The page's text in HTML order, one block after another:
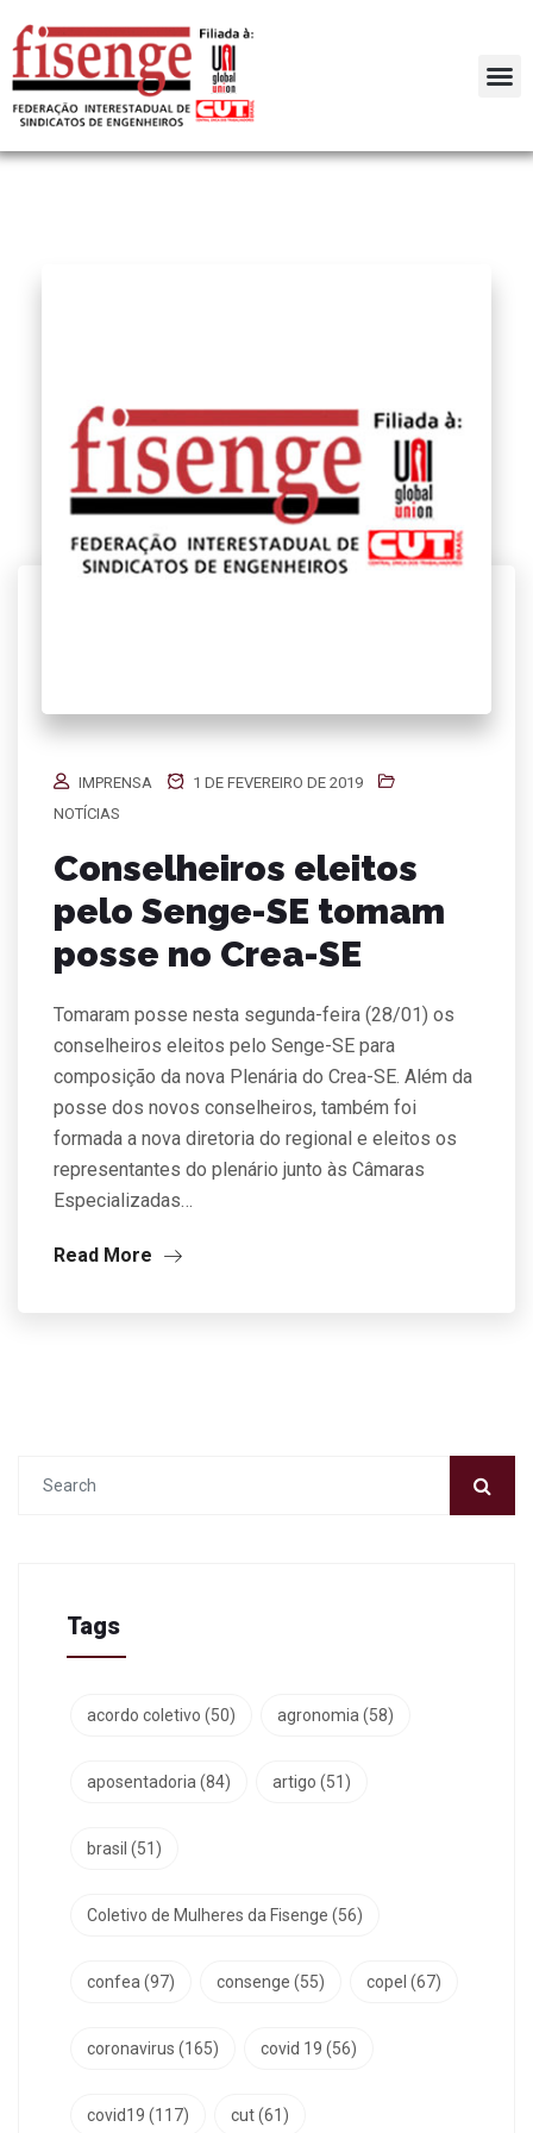
IMPRENSA
1 DE FEVEREIRO DE 2019
NOTÍCIAS
Conselheiros eleitos
pelo Senge-SE tomam
posse no Crea-SE
Tomaram posse nesta segunda-feira (28/01) os
conselheiros eleitos pelo Senge-SE para
composição da nova Plenária do Crea-SE. Além da
posse dos novos conselheiros, também foi
formada a nova diretoria do regional e eleitos os
representantes do plenário junto às Câmaras
Especializadas…
Read More
Tags
acordo coletivo (50) agronomia(58)
aposentadoria(84) artigo (51)
brasil (51)
Coletivo de Mulheres da Fisenge (56)
confea(97) consenge (55) copel (67)
coronavirus (165) covid 19 (56)
covid19 (117) cut(61)